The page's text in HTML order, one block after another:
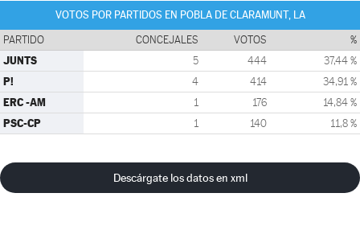
VOTOS POR PARTIDOS EN POBLA DE CLARAMUNT, LA
PARTIDO CONCEJALES VOTOS %
JUNTS 5 444 37,44 %
P! 4 414 34,91 %
ERC -AM 1 176 14,84 %
PSC-CP 1 140 11,8 %
Descárgate los datos en xml